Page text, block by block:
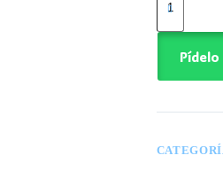
Megaminx
Maglev
(Black)
cantidad